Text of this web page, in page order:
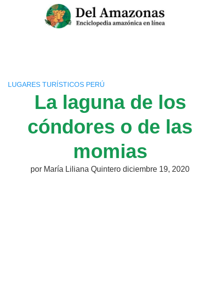
LUGARES TURÍSTICOS PERÚ
La laguna de los
cóndores o de las
momias
por María Liliana Quintero diciembre 19, 2020